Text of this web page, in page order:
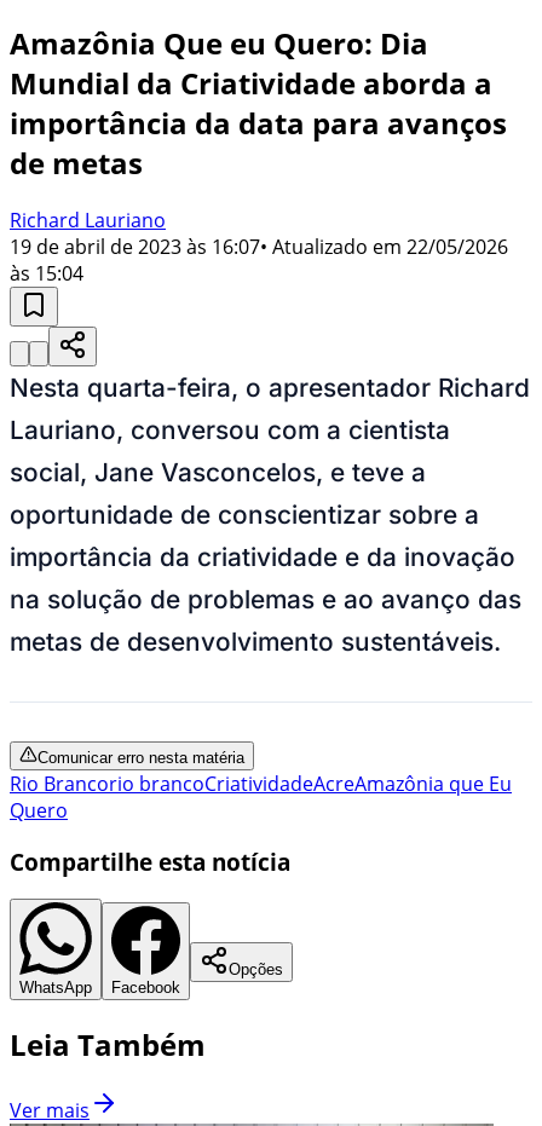
Amazônia Que eu Quero: Dia
Mundial da Criatividade aborda a
importância da data para avanços
de metas
Richard Lauriano
19 de abril de 2023 às 16:07• Atualizado em 22/05/2026
às 15:04
Nesta quarta-feira, o apresentador Richard
Lauriano, conversou com a cientista
social, Jane Vasconcelos, e teve a
oportunidade de conscientizar sobre a
importância da criatividade e da inovação
na solução de problemas e ao avanço das
metas de desenvolvimento sustentáveis.
Comunicar erro nesta matéria
Rio Brancorio brancoCriatividadeAcreAmazônia que Eu
Quero
Compartilhe esta notícia
WhatsApp Facebook
Opções
Leia Também
Ver mais